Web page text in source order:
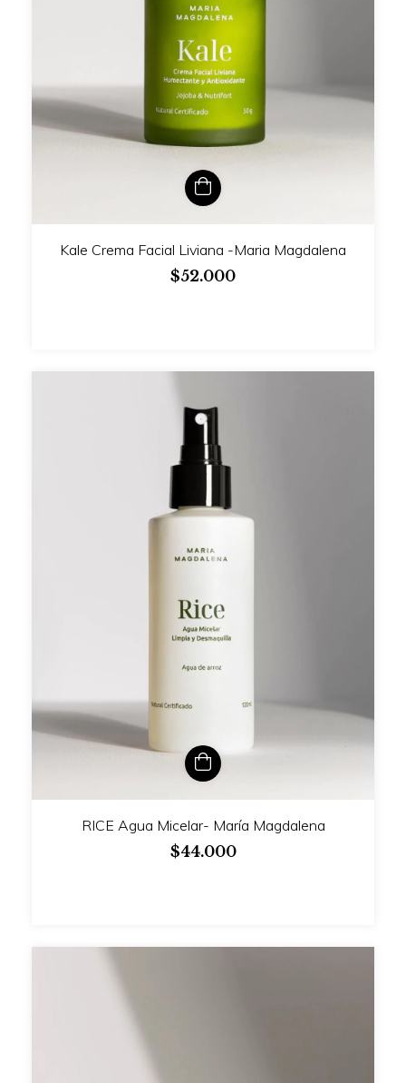
Kale Crema Facial Liviana -Maria Magdalena
$52.000
RICE Agua Micelar- María Magdalena
$44.000